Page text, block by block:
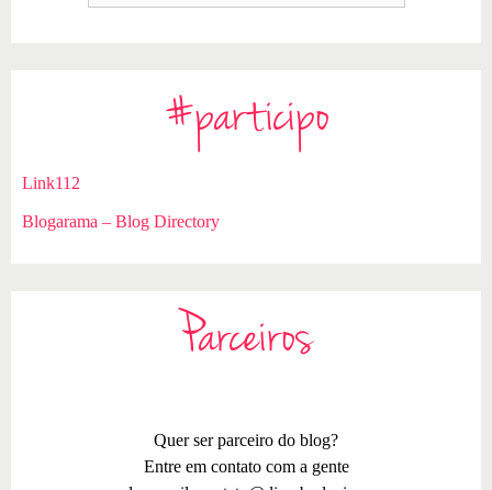
#participo
Link112
Blogarama – Blog Directory
Parceiros
Quer ser parceiro do blog?
Entre em contato com a gente